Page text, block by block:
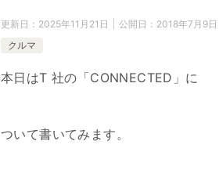
更新日： 2025年11月21日 公開日： 2018年7月9日
クルマ
本日はT 社の「CONNECTED」に
ついて書いてみます。